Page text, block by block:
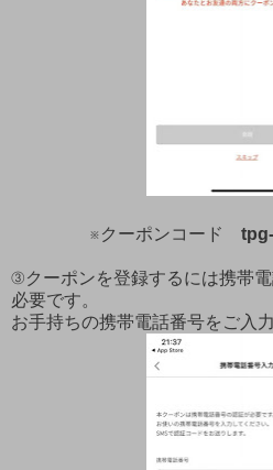
※クーポンコード
③クーポンを登録するには携帯
必要です。
お手持ちの携帯電話番号をご入